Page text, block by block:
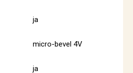
ja
micro-bevel 4V
ja